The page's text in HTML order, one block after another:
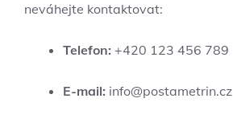
neváhejte kontaktovat:
Telefon: +420 123 456 789
E-mail: info@postametrin.cz